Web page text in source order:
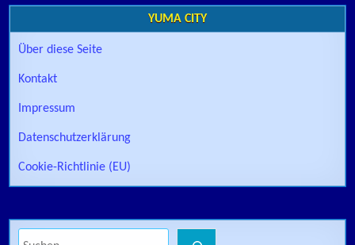
YUMA CITY
Über diese Seite
Kontakt
Impressum
Datenschutzerklärung
Cookie-Richtlinie (EU)